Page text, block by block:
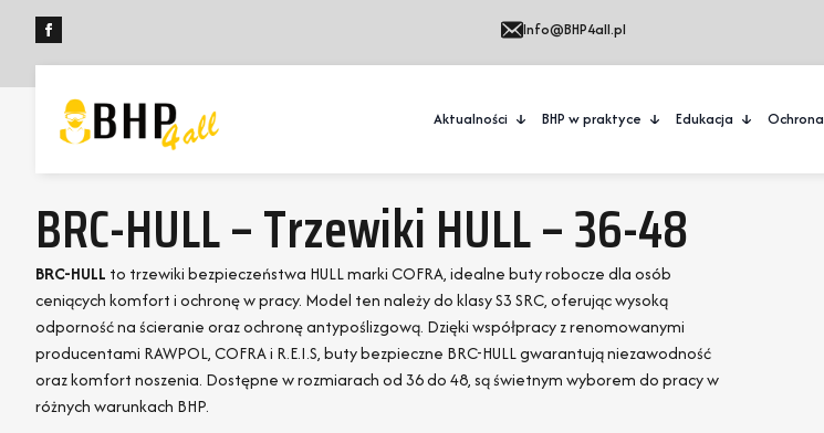
Info@BHP4all.pl
Aktualności BHP w praktyce Edukacja Ochrona
BRC-HULL – Trzewiki HULL – 36-48
BRC-HULL to trzewiki bezpieczeństwa HULL marki COFRA, idealne buty robocze dla osób
ceniących komfort i ochronę w pracy. Model ten należy do klasy S3 SRC, oferując wysoką
odporność na ścieranie oraz ochronę antypoślizgową. Dzięki współpracy z renomowanymi
producentami RAWPOL, COFRA i R.E.I.S, buty bezpieczne BRC-HULL gwarantują niezawodność
oraz komfort noszenia. Dostępne w rozmiarach od 36 do 48, są świetnym wyborem do pracy w
różnych warunkach BHP.